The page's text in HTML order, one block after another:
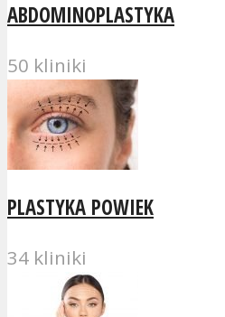
ABDOMINOPLASTYKA
50 kliniki
PLASTYKA POWIEK
34 kliniki